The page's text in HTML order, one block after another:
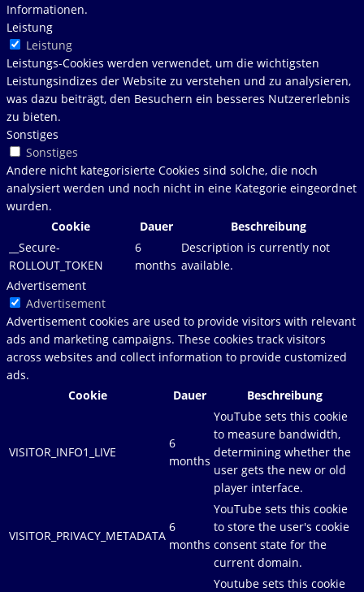
Informationen.
Leistung
Leistung
Leistungs-Cookies werden verwendet, um die wichtigsten
Leistungsindizes der Website zu verstehen und zu analysieren,
was dazu beiträgt, den Besuchern ein besseres Nutzererlebnis
zu bieten.
Sonstiges
Sonstiges
Andere nicht kategorisierte Cookies sind solche, die noch
analysiert werden und noch nicht in eine Kategorie eingeordnet
wurden.
Cookie
Dauer
Beschreibung
__Secure-
ROLLOUT_TOKEN
6
months
Description is currently not
available.
Advertisement
Advertisement
Advertisement cookies are used to provide visitors with relevant
ads and marketing campaigns. These cookies track visitors
across websites and collect information to provide customized
ads.
Cookie
Dauer Beschreibung
VISITOR_INFO1_LIVE
6
months
YouTube sets this cookie
to measure bandwidth,
determining whether the
user gets the new or old
player interface.
VISITOR_PRIVACY_METADATA
6
months
YouTube sets this cookie
to store the user's cookie
consent state for the
current domain.
Youtube sets this cookie